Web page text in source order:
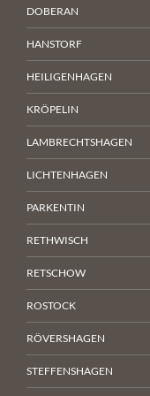
DOBERAN
HANSTORF
HEILIGENHAGEN
KRÖPELIN
LAMBRECHTSHAGEN
LICHTENHAGEN
PARKENTIN
RETHWISCH
RETSCHOW
ROSTOCK
RÖVERSHAGEN
STEFFENSHAGEN